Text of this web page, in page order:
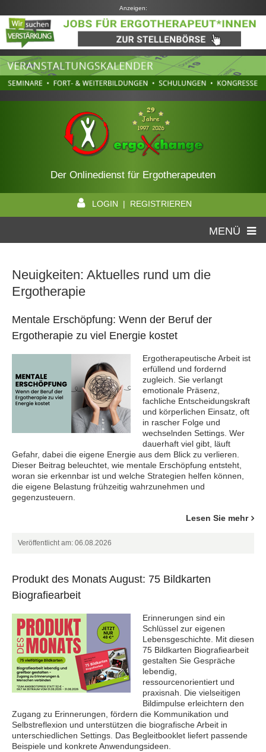
Anzeigen:
Der Onlinedienst für Ergotherapeuten
LOGIN | REGISTRIEREN
MENÜ
Neuigkeiten: Aktuelles rund um die
Ergotherapie
Mentale Erschöpfung: Wenn der Beruf der
Ergotherapie zu viel Energie kostet
Ergotherapeutische Arbeit ist
erfüllend und fordernd
zugleich. Sie verlangt
emotionale Präsenz,
fachliche Entscheidungskraft
und körperlichen Einsatz, oft
in rascher Folge und
wechselnden Settings. Wer
dauerhaft viel gibt, läuft
Gefahr, dabei die eigene Energie aus dem Blick zu verlieren.
Dieser Beitrag beleuchtet, wie mentale Erschöpfung entsteht,
woran sie erkennbar ist und welche Strategien helfen können,
die eigene Belastung frühzeitig wahrzunehmen und
gegenzusteuern.
Lesen Sie mehr
Veröffentlicht am: 06.08.2026
Produkt des Monats August: 75 Bildkarten
Biografiearbeit
Erinnerungen sind ein
Schlüssel zur eigenen
Lebensgeschichte. Mit diesen
75 Bildkarten Biografiearbeit
gestalten Sie Gespräche
lebendig,
ressourcenorientiert und
praxisnah. Die vielseitigen
Bildimpulse erleichtern den
Zugang zu Erinnerungen, fördern die Kommunikation und
Selbstreflexion und unterstützen die biografische Arbeit in
unterschiedlichen Settings. Das Begleitbooklet liefert passende
Beispiele und konkrete Anwendungsideen.